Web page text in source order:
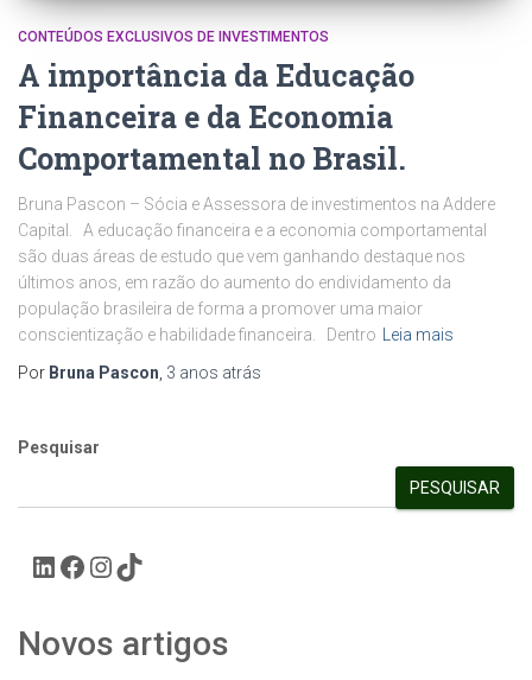
CONTEÚDOS EXCLUSIVOS DE INVESTIMENTOS
A importância da Educação
Financeira e da Economia
Comportamental no Brasil.
Bruna Pascon – Sócia e Assessora de investimentos na Addere
Capital. A educação financeira e a economia comportamental
são duas áreas de estudo que vem ganhando destaque nos
últimos anos, em razão do aumento do endividamento da
população brasileira de forma a promover uma maior
conscientização e habilidade financeira. Dentro Leia mais
Por Bruna Pascon, 3 anos atrás
Pesquisar
PESQUISAR
Novos artigos